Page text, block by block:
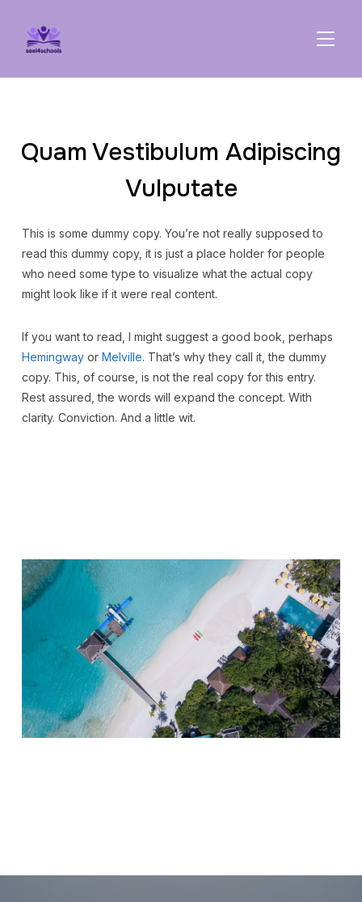
Quam Vestibulum Adipiscing
Vulputate
This is some dummy copy. You’re not really supposed to
read this dummy copy, it is just a place holder for people
who need some type to visualize what the actual copy
might look like if it were real content.
If you want to read, I might suggest a good book, perhaps
Hemingwayor Melville. That’s why they call it, the dummy
copy. This, of course, is not the real copy for this entry.
Rest assured, the words will expand the concept. With
clarity. Conviction. And a little wit.